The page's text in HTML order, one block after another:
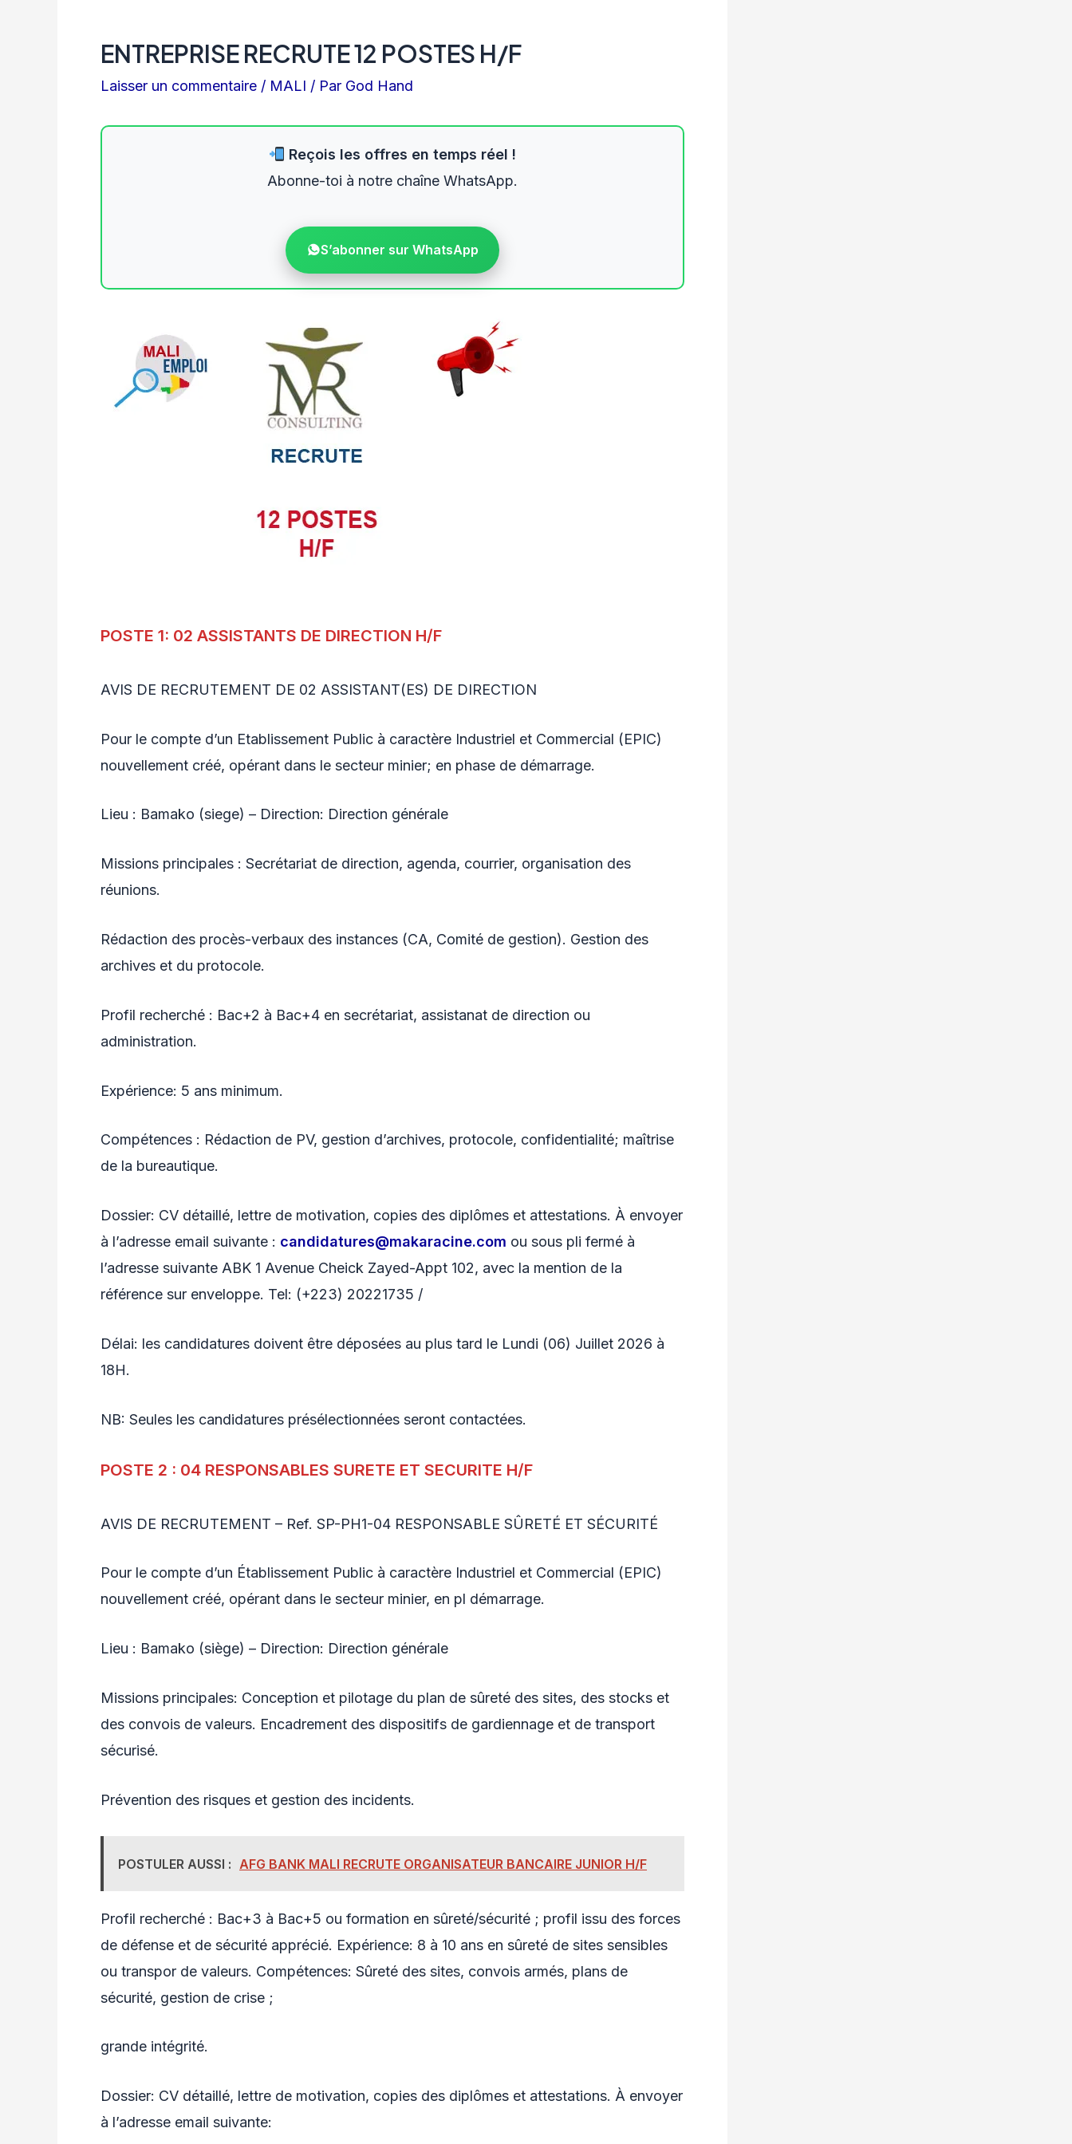
ENTREPRISE RECRUTE 12 POSTES H/F
Laisser un commentaire / MALI / Par God Hand
Reçois les offres en temps réel !
Abonne-toi à notre chaîne WhatsApp.
S’abonner sur WhatsApp
POSTE 1: 02 ASSISTANTS DE DIRECTION H/F
AVIS DE RECRUTEMENT DE 02 ASSISTANT(ES) DE DIRECTION
Pour le compte d’un Etablissement Public à caractère Industriel et Commercial (EPIC)
nouvellement créé, opérant dans le secteur minier; en phase de démarrage.
Lieu : Bamako (siege) – Direction: Direction générale
Missions principales : Secrétariat de direction, agenda, courrier, organisation des
réunions.
Rédaction des procès-verbaux des instances (CA, Comité de gestion). Gestion des
archives et du protocole.
Profil recherché : Bac+2 à Bac+4 en secrétariat, assistanat de direction ou
administration.
Expérience: 5 ans minimum.
Compétences : Rédaction de PV, gestion d’archives, protocole, confidentialité; maîtrise
de la bureautique.
Dossier: CV détaillé, lettre de motivation, copies des diplômes et attestations. À envoyer
à l’adresse email suivante : candidatures@makaracine.com ou sous pli fermé à
l’adresse suivante ABK 1 Avenue Cheick Zayed-Appt 102, avec la mention de la
référence sur enveloppe. Tel: (+223) 20221735 /
Délai: les candidatures doivent être déposées au plus tard le Lundi (06) Juillet 2026 à
18H.
NB: Seules les candidatures présélectionnées seront contactées.
POSTE 2 : 04 RESPONSABLES SURETE ET SECURITE H/F
AVIS DE RECRUTEMENT – Ref. SP-PH1-04 RESPONSABLE SÛRETÉ ET SÉCURITÉ
Pour le compte d’un Établissement Public à caractère Industriel et Commercial (EPIC)
nouvellement créé, opérant dans le secteur minier, en pl démarrage.
Lieu : Bamako (siège) – Direction: Direction générale
Missions principales: Conception et pilotage du plan de sûreté des sites, des stocks et
des convois de valeurs. Encadrement des dispositifs de gardiennage et de transport
sécurisé.
Prévention des risques et gestion des incidents.
POSTULER AUSSI : AFG BANK MALI RECRUTE ORGANISATEUR BANCAIRE JUNIOR H/F
Profil recherché : Bac+3 à Bac+5 ou formation en sûreté/sécurité ; profil issu des forces
de défense et de sécurité apprécié. Expérience: 8 à 10 ans en sûreté de sites sensibles
ou transpor de valeurs. Compétences: Sûreté des sites, convois armés, plans de
sécurité, gestion de crise ;
grande intégrité.
Dossier: CV détaillé, lettre de motivation, copies des diplômes et attestations. À envoyer
à l’adresse email suivante: